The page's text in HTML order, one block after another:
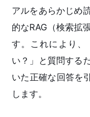
アルをあらかじめ
的なRAG（検索拡
す。これにより、
い？」と質問する
いた正確な回答を
します。